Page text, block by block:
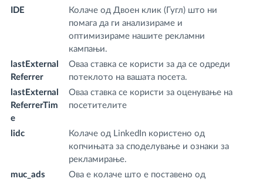
IDE
Колаче од Двоен клик (Гугл) што ни
помага да ги анализираме и
оптимизираме нашите рекламни
кампањи.
lastExternal
Referrer
Оваа ставка се користи за да се одреди
потеклото на вашата посета.
lastExternal
ReferrerTim
e
Оваа ставка се користи за оценување на
посетителите
lidc
Колаче од LinkedIn користено од
копчињата за споделување и ознаки за
рекламирање.
muc_ads
Ова е колаче што е поставено од